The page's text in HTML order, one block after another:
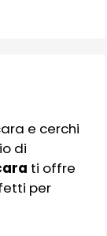
e cerchi
di
ti offre
per